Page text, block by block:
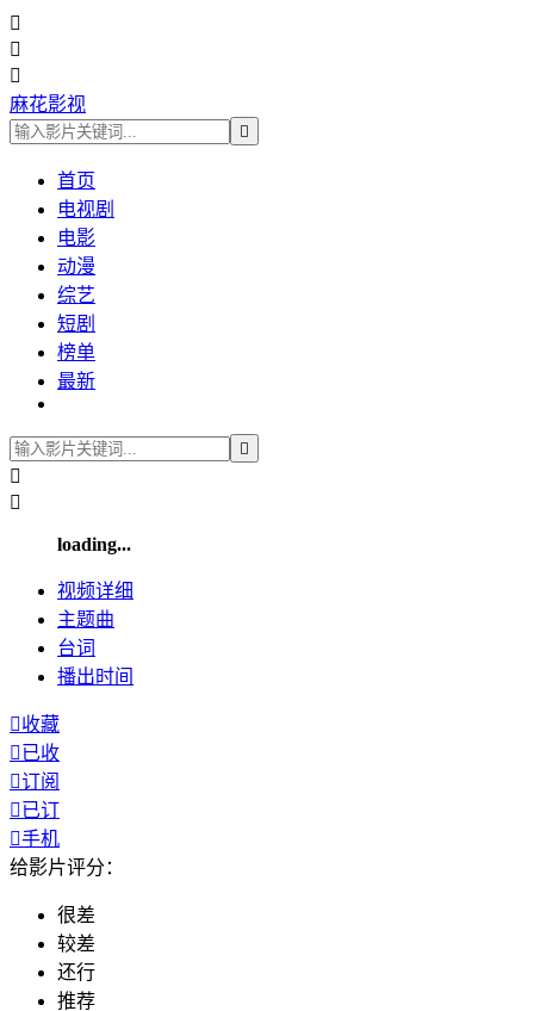



麻花影视

首页
电视剧
电影
动漫
综艺
短剧
榜单
最新



loading...
视频详细
主题曲
台词
播出时间
收藏
已收
订阅
已订
手机
给影片评分：
很差
较差
还行
推荐